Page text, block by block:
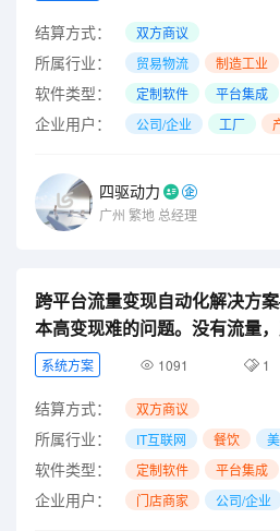
结算方式： 双方商议
所属行业： 贸易物流 制造工业
软件类型： 定制软件 平台集成
企业用户： 公司/企业 工厂
四驱动力
广州 繁地 总经理
跨平台流量变现自动化解决方
本高变现难的问题。没有流量，
系统方案 1091 1
结算方式： 双方商议
所属行业： IT互联网 餐饮
软件类型： 定制软件 平台集成
企业用户： 门店商家 公司/企业